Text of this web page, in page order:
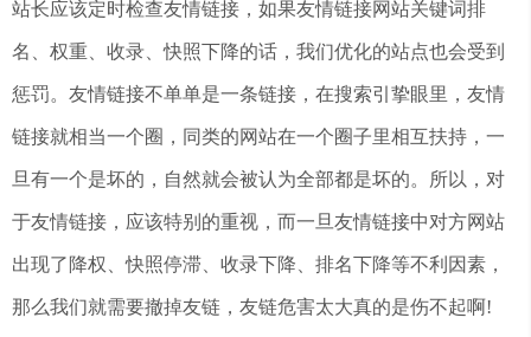
站长应该定时检查友情链接，如果友情链接网站关键词排
名、权重、收录、快照下降的话，我们优化的站点也会受到
惩罚。友情链接不单单是一条链接，在搜索引挚眼里，友情
链接就相当一个圈，同类的网站在一个圈子里相互扶持，一
旦有一个是坏的，自然就会被认为全部都是坏的。所以，对
于友情链接，应该特别的重视，而一旦友情链接中对方网站
出现了降权、快照停滞、收录下降、排名下降等不利因素，
那么我们就需要撤掉友链，友链危害太大真的是伤不起啊!